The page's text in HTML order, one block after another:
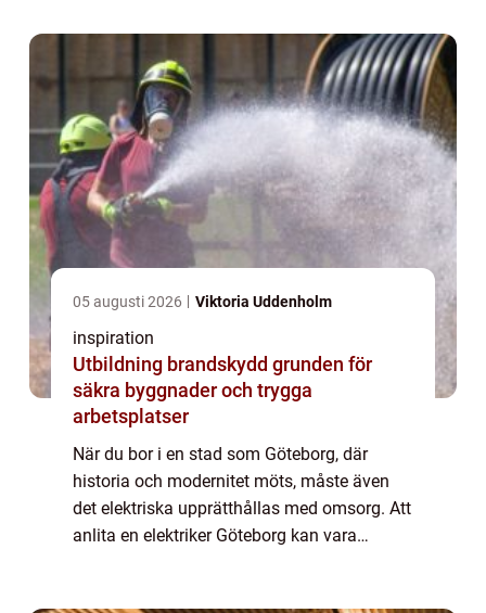
05 augusti 2026 Viktoria Uddenholm
inspiration
Utbildning brandskydd grunden för
säkra byggnader och trygga
arbetsplatser
När du bor i en stad som Göteborg, där
historia och modernitet möts, måste även
det elektriska upprätthållas med omsorg. Att
anlita en elektriker Göteborg kan vara